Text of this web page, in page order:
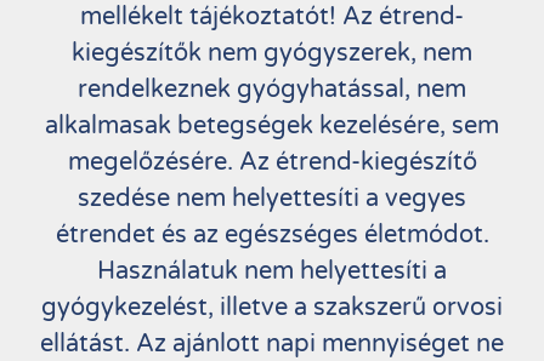
mellékelt tájékoztatót! Az étrend-
kiegészítők nem gyógyszerek, nem
rendelkeznek gyógyhatással, nem
alkalmasak betegségek kezelésére, sem
megelőzésére. Az étrend-kiegészítő
szedése nem helyettesíti a vegyes
étrendet és az egészséges életmódot.
Használatuk nem helyettesíti a
gyógykezelést, illetve a szakszerű orvosi
ellátást. Az ajánlott napi mennyiséget ne